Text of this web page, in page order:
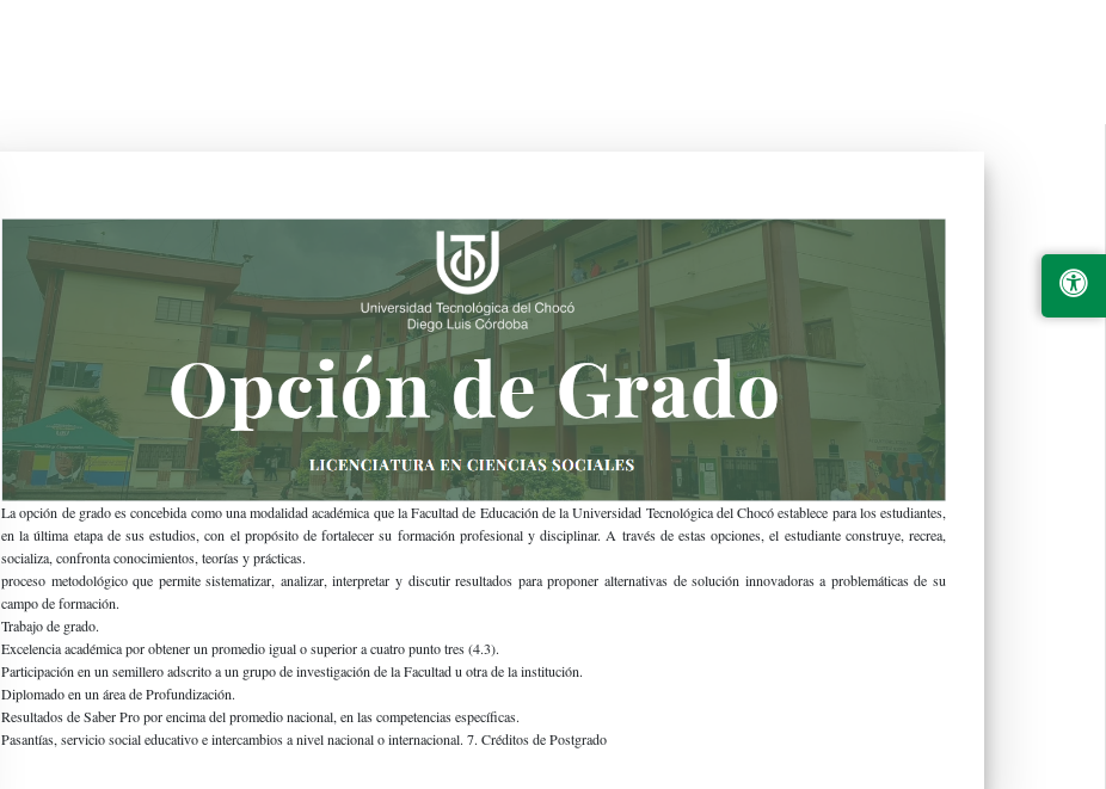
La opción de grado es concebida como una modalidad académica que la Facultad de Educación de la Universidad Tecnológica del Chocó establece para los estudiantes,
en la última etapa de sus estudios, con el propósito de fortalecer su formación profesional y disciplinar. A través de estas opciones, el estudiante construye, recrea,
socializa, confronta conocimientos, teorías y prácticas.
proceso metodológico que permite sistematizar, analizar, interpretar y discutir resultados para proponer alternativas de solución innovadoras a problemáticas de su
campo de formación.
Trabajo de grado.
Excelencia académica por obtener un promedio igual o superior a cuatro punto tres (4.3).
Participación en un semillero adscrito a un grupo de investigación de la Facultad u otra de la institución.
Diplomado en un área de Profundización.
Resultados de Saber Pro por encima del promedio nacional, en las competencias específicas.
Pasantías, servicio social educativo e intercambios a nivel nacional o internacional. 7. Créditos de Postgrado